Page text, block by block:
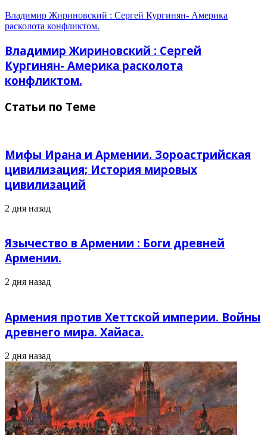
Владимир Жириновский : Сергей Кургинян- Америка
расколота конфликтом.
Владимир Жириновский : Сергей
Кургинян- Америка расколота
конфликтом.
Статьи по Теме
Мифы Ирана и Армении. Зороастрийская
цивилизация; История мировых
цивилизаций
2 дня назад
Язычество в Армении : Боги древней
Армении.
2 дня назад
Армения против Хеттской империи. Войны
древнего мира. Хайаса.
2 дня назад